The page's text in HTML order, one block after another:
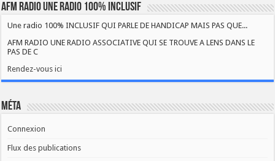
AFM RADIO UNE RADIO 100% INCLUSIF
Une radio 100% INCLUSIF QUI PARLE DE HANDICAP MAIS PAS QUE...
AFM RADIO UNE RADIO ASSOCIATIVE QUI SE TROUVE A LENS DANS LE
PAS DE C
Rendez-vous ici
Méta
Connexion
Flux des publications